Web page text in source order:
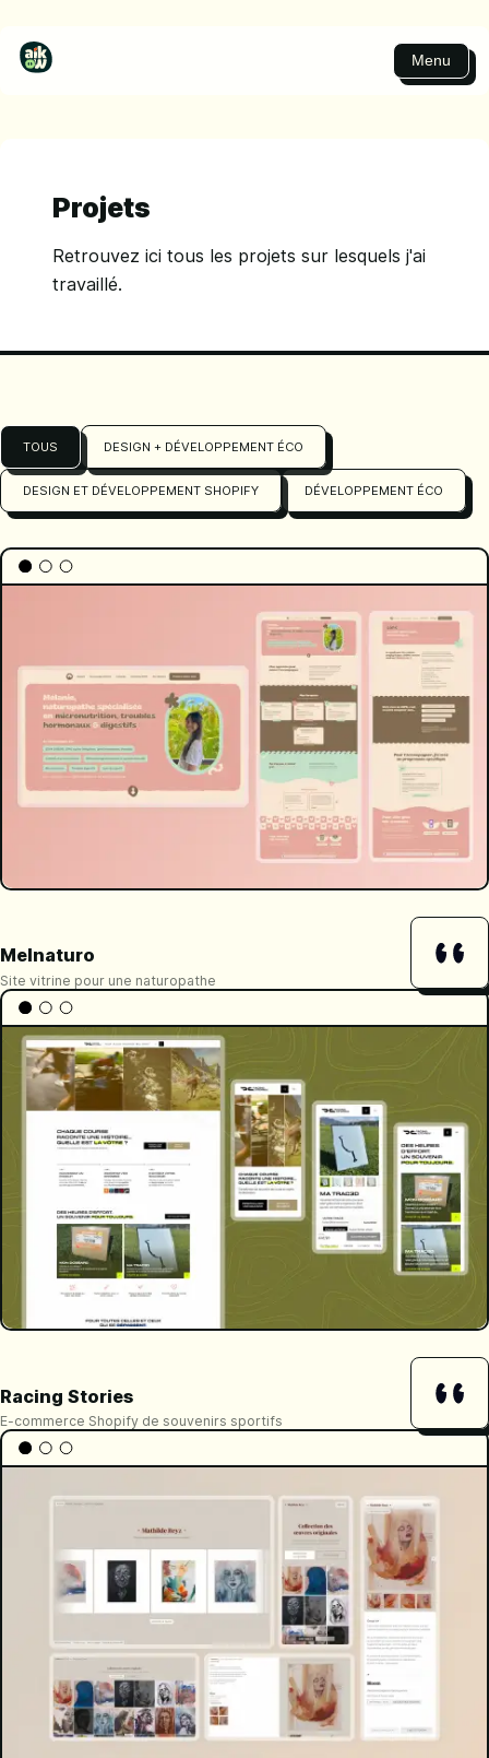
Menu
Projets
Retrouvez ici tous les projets sur lesquels j'ai
travaillé.
TOUS DESIGN + DÉVELOPPEMENT ÉCO
DESIGN ET DÉVELOPPEMENT SHOPIFY DÉVELOPPEMENT ÉCO
Melnaturo
Site vitrine pour une naturopathe
Racing Stories
E-commerce Shopify de souvenirs sportifs